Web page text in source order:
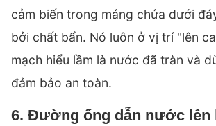
cảm biến trong máng chứa dưới
bởi chất bẩn. Nó luôn ở vị trí "lên
mạch hiểu lầm là nước đã tràn và
đảm bảo an toàn.
6. Đường ống dẫn nước lên